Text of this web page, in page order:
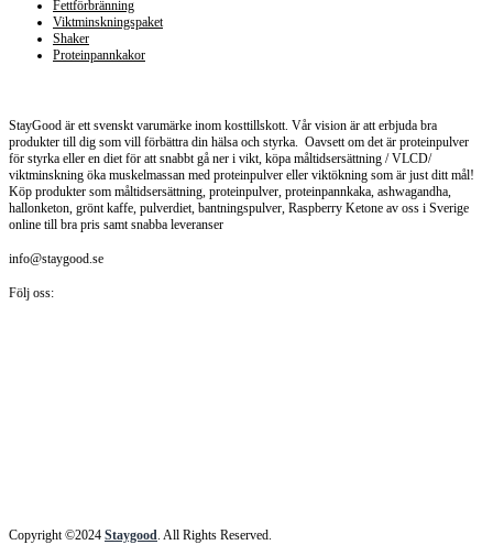
Fettförbränning
Viktminskningspaket
Shaker
Proteinpannkakor
StayGood är ett svenskt varumärke inom kosttillskott. Vår vision är att erbjuda bra
produkter till dig som vill förbättra din hälsa och styrka. Oavsett om det är proteinpulver
för styrka eller en diet för att snabbt gå ner i vikt, köpa måltidsersättning / VLCD/
viktminskning öka muskelmassan med proteinpulver eller viktökning som är just ditt mål!
Köp produkter som måltidsersättning, proteinpulver, proteinpannkaka, ashwagandha,
hallonketon, grönt kaffe, pulverdiet, bantningspulver, Raspberry Ketone av oss i Sverige
online till bra pris samt snabba leveranser
info@staygood.se
Följ oss:
Copyright ©2024 Staygood. All Rights Reserved.